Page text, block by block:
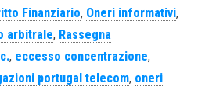
Finanziario, Oneri informativi,
arbitrale, Rassegna
, eccesso concentrazione,
portugal telecom, oneri